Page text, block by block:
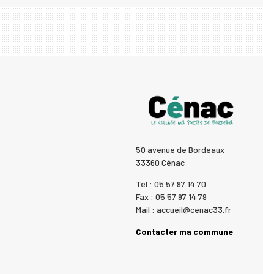
50 avenue de Bordeaux
33360 Cénac
Tél : 05 57 97 14 70
Fax : 05 57 97 14 79
Mail : accueil@cenac33.fr
Contacter ma commune